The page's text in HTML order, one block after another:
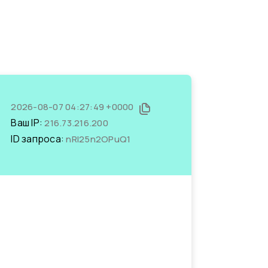
2026-08-07 04:27:49 +0000
Ваш IP:216.73.216.200
ID запроса:nRI25n2OPuQ1